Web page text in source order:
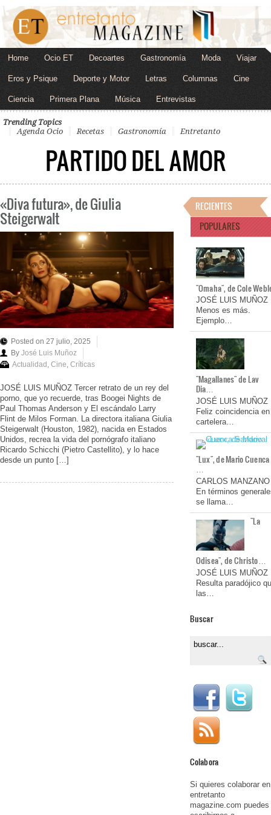
Home Ocio ET Decoartes Gastronomía Moda Viajar
Eros y Psique Deporte y Motor Letras Columnas Cine
Ciencia Primera Plana Música Entrevistas
Trending Topics
Agenda Ocio
Recetas Gastronomía Entretanto
PARTIDO DEL AMOR
«Diva futura», de Giulia
Steigerwalt
Posted on 27 julio, 2025
By José Luis Muñoz
Actualidad, Cine, Críticas
JOSÉ LUIS MUÑOZ Tercer retrato de un rey del
porno, que yo recuerde, tras Boogei Nights de
Paul Thomas Anderson y El escándalo Larry
Flint de Milos Forman. La directora italiana Giulia
Steigerwalt (Houston, 1982), nacida en Estados
Unidos, recrea la vida del pornógrafo italiano
Ricardo Schicchi (Pietro Castellito), y lo hace
desde un punto […]
RECIENTES
POPULARES
"Omaha", de Cole
JOSÉ LUIS MUÑOZ
Menos es más.
Ejemplo…
"Magallanes" de Lav
Dia…
JOSÉ LUIS MUÑOZ
Feliz coincidencia en
cartelera…
"Lux", de Mario Cuenca
…
CARLOS MANZANO
En términos
se llama…
"La
Odisea", de Christo…
JOSÉ LUIS MUÑOZ
Resulta paradójico
las…
Buscar
Colabora
Si quieres colaborar en
entretanto
magazine.com puedes